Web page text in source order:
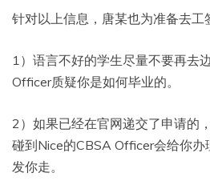
针对以上信息，唐某也为准备去工
1）语言不好的学生尽量不要再去
Officer质疑你是如何毕业的。
2）如果已经在官网递交了申请的
碰到Nice的CBSA Officer会给你
发你走。